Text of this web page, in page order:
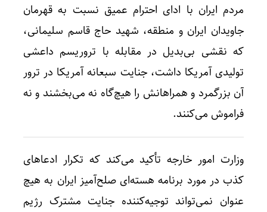
مردم ایران با ادای احترام عمیق نسبت به قهرمان
جاویدان ایران و منطقه، شهید حاج قاسم سلیمانی،
که نقشی بی‌بدیل در مقابله با تروریسم داعشی
تولیدی آمریکا داشت، جنایت سبعانه آمریکا در ترور
آن بزرگمرد و همراهانش را هیچ‌گاه نه می‌بخشند و نه
فراموش می‌کنند.
وزارت امور خارجه تأکید می‌کند که تکرار ادعاهای
کذب در مورد برنامه هسته‌ای صلح‌آمیز ایران به هیچ
عنوان نمی‌تواند توجیه‌کننده جنایت مشترک رژیم